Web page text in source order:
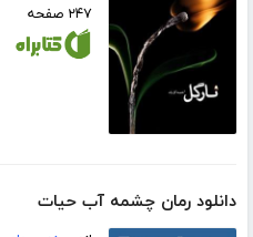
۲۴۷ صفحه
دانلود رمان چشمه آب حیات